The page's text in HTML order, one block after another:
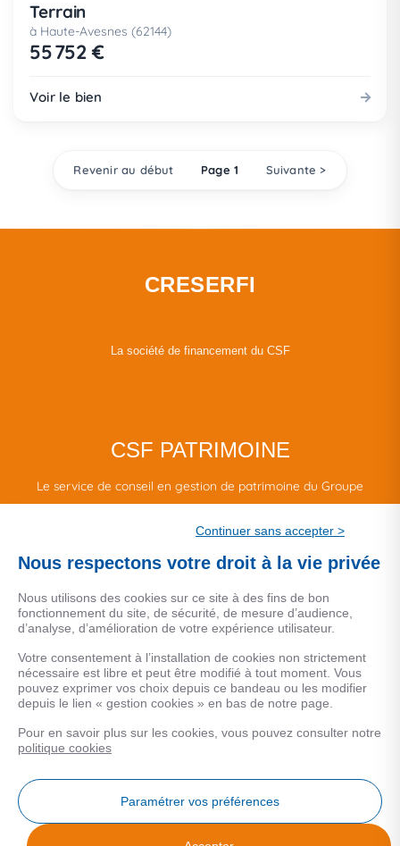
Terrain
à Haute-Avesnes (62144)
55 752 €
Voir le bien
Revenir au début Page 1 Suivante >
CRESERFI
La société de financement du CSF
CSF PATRIMOINE
Le service de conseil en gestion de patrimoine du Groupe
MENTIONS LEGALES
Données personnelles
COOKIES
Continuer sans accepter >
Nous respectons votre droit à la vie privée
Nous utilisons des cookies sur ce site à des fins de bon
fonctionnement du site, de sécurité, de mesure d’audience,
d’analyse, d’amélioration de votre expérience utilisateur.
Votre consentement à l’installation de cookies non strictement
nécessaire est libre et peut être modifié à tout moment. Vous
pouvez exprimer vos choix depuis ce bandeau ou les modifier
depuis le lien « gestion cookies » en bas de notre page.
Pour en savoir plus sur les cookies, vous pouvez consulter notre
politique cookies
Paramétrer vos préférences